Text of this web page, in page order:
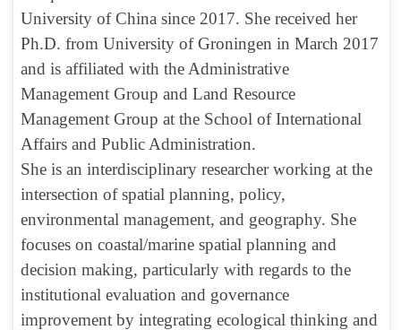
University of China since 2017. She received her
Ph.D. from University of Groningen in March 2017
and is affiliated with the Administrative
Management Group and Land Resource
Management Group at the School of International
Affairs and Public Administration.
She is an interdisciplinary researcher working at the
intersection of spatial planning, policy,
environmental management, and geography. She
focuses on coastal/marine spatial planning and
decision making, particularly with regards to the
institutional evaluation and governance
improvement by integrating ecological thinking and